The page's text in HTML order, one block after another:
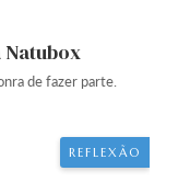
Natubox
de fazer parte.
REFLEXÃO